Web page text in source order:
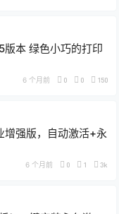
版本 绿色小巧的打印
6 个月前 0 0 150
强版，自动激活+永
6 个月前 0 1 3k